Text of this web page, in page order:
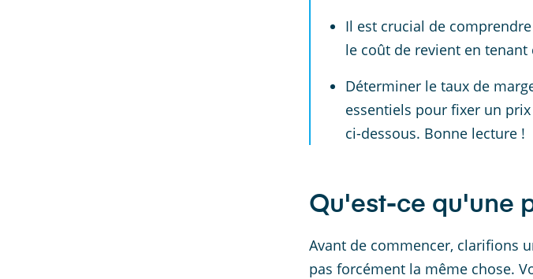
Il est crucial de
le coût de revient en
Déterminer le taux de
essentiels pour fixer un
ci-dessous. Bonne lecture !
Qu'est-ce qu'une
Avant de commencer, clarifions
pas forcément la même chose.